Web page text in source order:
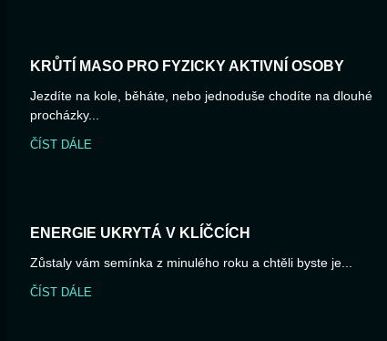
KRŮTÍ MASO PRO FYZICKY AKTIVNÍ OSOBY
Jezdíte na kole, běháte, nebo jednoduše chodíte na dlouhé
procházky...
ČÍST DÁLE
ENERGIE UKRYTÁ V KLÍČCÍCH
Zůstaly vám semínka z minulého roku a chtěli byste je...
ČÍST DÁLE